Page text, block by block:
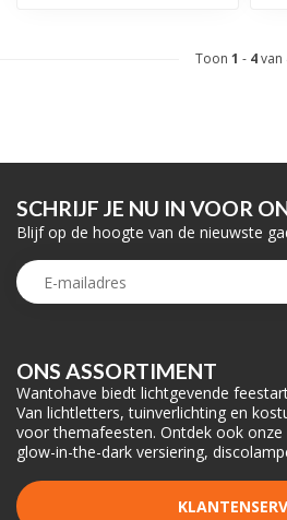
Toon 1 - 4van
ONS ASSORTIMENT
Wantohave biedt lichtgevende
Van lichtletters, tuinverlichting en
voor themafeesten. Ontdek ook onze
glow-in-the-dark versiering,
SCHRIJF JE NU IN VOOR
Blijf op de hoogte van de nieuwste